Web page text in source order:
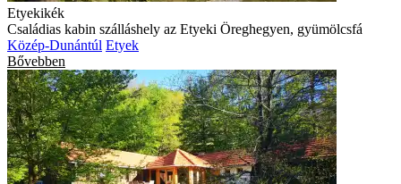
Etyekikék
Családias kabin szálláshely az Etyeki Öreghegyen, gyümölcsfá
Közép-Dunántúl Etyek
Bővebben